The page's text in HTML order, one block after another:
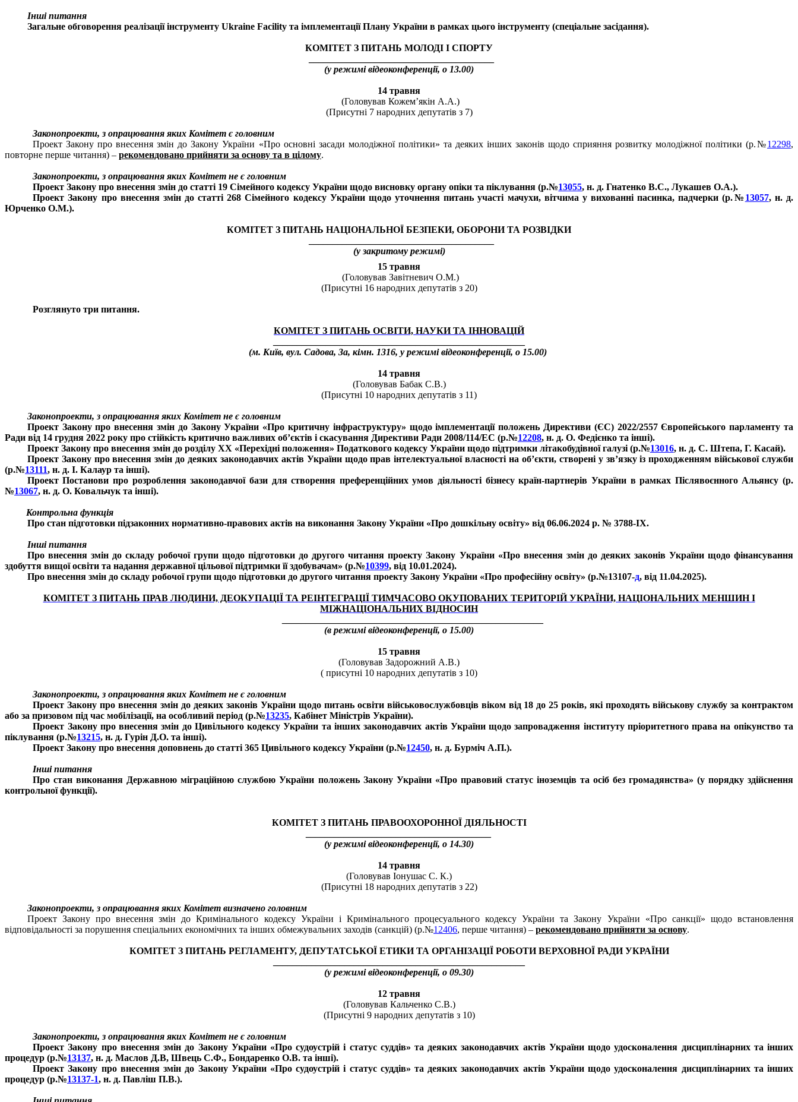
Інші питання
Загальне обговорення реалізації інструменту Ukraine Facility та імплементації Плану України в рамках цього інструменту (спеціальне засідання).
КОМІТЕТ З ПИТАНЬ МОЛОДІ І СПОРТУ
(у режимі відеоконференції, о 13.00)
14 травня
(Головував Кожем’якін А.А.)
(Присутні 7 народних депутатів з 7)
Законопроекти, з опрацювання яких Комітет є головним
Проект Закону про внесення змін до Закону України «Про основні засади молодіжної політики» та деяких інших законів щодо сприяння розвитку молодіжної політики (р.№12298,
повторне перше читання) – рекомендовано прийняти за основу та в цілому.
Законопроекти, з опрацювання яких Комітет не є головним
Проект Закону про внесення змін до статті 19 Сімейного кодексу України щодо висновку органу опіки та піклування (р.№13055, н. д. Гнатенко В.С., Лукашев О.А.).
Проект Закону про внесення змін до статті 268 Сімейного кодексу України щодо уточнення питань участі мачухи, вітчима у вихованні пасинка, падчерки (р.№ 13057, н. д.
Юрченко О.М.).
КОМІТЕТ З ПИТАНЬ НАЦІОНАЛЬНОЇ БЕЗПЕКИ, ОБОРОНИ ТА РОЗВІДКИ
(у закритому режимі)
15 травня
(Головував Завітневич О.М.)
(Присутні 16 народних депутатів з 20)
Розглянуто три питання.
КОМІТЕТ З ПИТАНЬ ОСВІТИ, НАУКИ ТА ІННОВАЦІЙ
(м. Київ, вул. Садова, 3а, кімн. 1316, у режимі відеоконференції, о 15.00)
14 травня
(Головував Бабак С.В.)
(Присутні 10 народних депутатів з 11)
Законопроекти, з опрацювання яких Комітет не є головним
Проект Закону про внесення змін до Закону України «Про критичну інфраструктуру» щодо імплементації положень Директиви (ЄС) 2022/2557 Європейського парламенту та
Ради від 14 грудня 2022 року про стійкість критично важливих об’єктів і скасування Директиви Ради 2008/114/EC (р.№12208, н. д. О. Федієнко та інші).
Проект Закону про внесення змін до розділу XX «Перехідні положення» Податкового кодексу України щодо підтримки літакобудівної галузі (р.№13016, н. д. С. Штепа, Г. Касай).
Проект Закону про внесення змін до деяких законодавчих актів України щодо прав інтелектуальної власності на об’єкти, створені у зв’язку із проходженням військової служби
(р.№13111, н. д. І. Калаур та інші).
Проект Постанови про розроблення законодавчої бази для створення преференційних умов діяльності бізнесу країн-партнерів України в рамках Післявоєнного Альянсу (р.
№13067, н. д. О. Ковальчук та інші).
Контрольна функція
Про стан підготовки підзаконних нормативно-правових актів на виконання Закону України «Про дошкільну освіту» від 06.06.2024 р. № 3788-IX.
Інші питання
Про внесення змін до складу робочої групи щодо підготовки до другого читання проекту Закону України «Про внесення змін до деяких законів України щодо фінансування
здобуття вищої освіти та надання державної цільової підтримки її здобувачам» (р.№10399, від 10.01.2024).
Про внесення змін до складу робочої групи щодо підготовки до другого читання проекту Закону України «Про професійну освіту» (р.№13107-д, від 11.04.2025).
КОМІТЕТ З ПИТАНЬ ПРАВ ЛЮДИНИ, ДЕОКУПАЦІЇ ТА РЕІНТЕГРАЦІЇ ТИМЧАСОВО ОКУПОВАНИХ ТЕРИТОРІЙ УКРАЇНИ, НАЦІОНАЛЬНИХ МЕНШИН І
МІЖНАЦІОНАЛЬНИХ ВІДНОСИН
(в режимі відеоконференції, о 15.00)
15 травня
(Головував Задорожний А.В.)
( присутні 10 народних депутатів з 10)
Законопроекти, з опрацювання яких Комітет не є головним
Проект Закону про внесення змін до деяких законів України щодо питань освіти військовослужбовців віком від 18 до 25 років, які проходять військову службу за контрактом
або за призовом під час мобілізації, на особливий період (р.№13235, Кабінет Міністрів України).
Проект Закону про внесення змін до Цивільного кодексу України та інших законодавчих актів України щодо запровадження інституту пріоритетного права на опікунство та
піклування (р.№13215, н. д. Гурін Д.О. та інші).
Проект Закону про внесення доповнень до статті 365 Цивільного кодексу України (р.№12450, н. д. Бурміч А.П.).
Інші питання
Про стан виконання Державною міграційною службою України положень Закону України «Про правовий статус іноземців та осіб без громадянства» (у порядку здійснення
контрольної функції).
КОМІТЕТ З ПИТАНЬ ПРАВООХОРОННОЇ ДІЯЛЬНОСТІ
(у режимі відеоконференції, о 14.30)
14 травня
(Головував Іонушас С. К.)
(Присутні 18 народних депутатів з 22)
Законопроекти, з опрацювання яких Комітет визначено головним
Проект Закону про внесення змін до Кримінального кодексу України і Кримінального процесуального кодексу України та Закону України «Про санкції» щодо встановлення
відповідальності за порушення спеціальних економічних та інших обмежувальних заходів (санкцій) (р.№12406, перше читання) – рекомендовано прийняти за основу.
КОМІТЕТ З ПИТАНЬ РЕГЛАМЕНТУ, ДЕПУТАТСЬКОЇ ЕТИКИ ТА ОРГАНІЗАЦІЇ РОБОТИ ВЕРХОВНОЇ РАДИ УКРАЇНИ
(у режимі відеоконференції, о 09.30)
12 травня
(Головував Кальченко С.В.)
(Присутні 9 народних депутатів з 10)
Законопроекти, з опрацювання яких Комітет не є головним
Проект Закону про внесення змін до Закону України «Про судоустрій і статус суддів» та деяких законодавчих актів України щодо удосконалення дисциплінарних та інших
процедур (р.№13137, н. д. Маслов Д.В, Швець С.Ф., Бондаренко О.В. та інші).
Проект Закону про внесення змін до Закону України «Про судоустрій і статус суддів» та деяких законодавчих актів України щодо удосконалення дисциплінарних та інших
процедур (р.№13137-1, н. д. Павліш П.В.).